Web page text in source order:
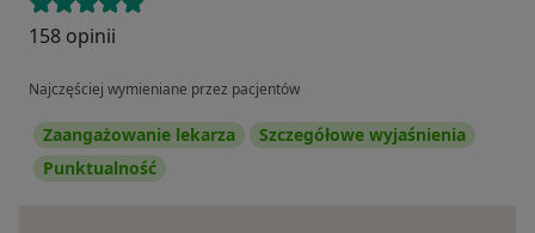
158 opinii
Najczęściej wymieniane przez pacjentów
Zaangażowanie lekarza
Szczegółowe wyjaśnienia
Punktualność